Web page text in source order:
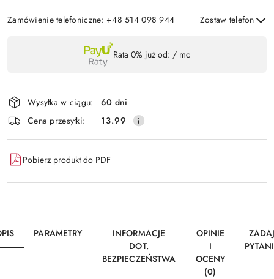
Zamówienie telefoniczne: +48 514 098 944 Zostaw telefon
płatność
i
dostawa
Rata 0% już od: / mc
Wysyłka w ciągu:
60 dni
Cena przesyłki:
13.99
Pobierz produkt do PDF
PARAMETRY
INFORMACJE
DOT.
BEZPIECZEŃSTWA
OPINIE
I
OCENY
(0)